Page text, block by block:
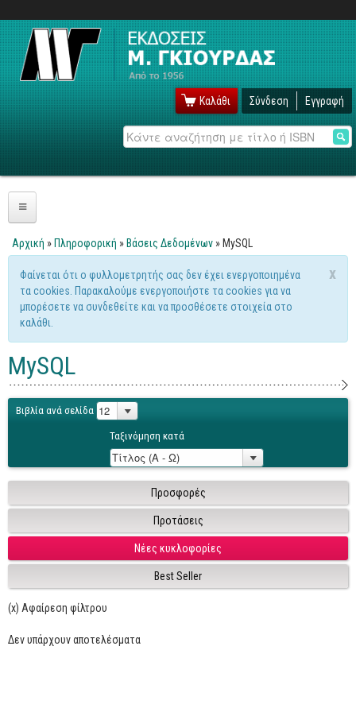
Καλάθι Σύνδεση Εγγραφή
Αναζήτηση
Πληροφορική
Λειτουργικά
Windows
Linux
Unix
Γενικά
Microsoft Office
Excel
Πρόσβαση
Outlook
Προγραμματισμός
Java
Delphi - Pascal
Visual Basic
Είστε εδώ
Αρχική » Πληροφορική » Βάσεις Δεδομένων » MySQL
x
Μήνυμα προειδοποίησης
Φαίνεται ότι ο φυλλομετρητής σας δεν έχει ενεργοποιημένα
τα cookies. Παρακαλούμε ενεργοποιήστε τα cookies για να
μπορέσετε να συνδεθείτε και να προσθέσετε στοιχεία στο
καλάθι.
MySQL
Βιβλία ανά σελίδα
Ταξινόμηση κατά
Προσφορές
Προτάσεις
Νέες κυκλοφορίες
Best Seller
(x) Αφαίρεση φίλτρου
Δεν υπάρχουν αποτελέσματα